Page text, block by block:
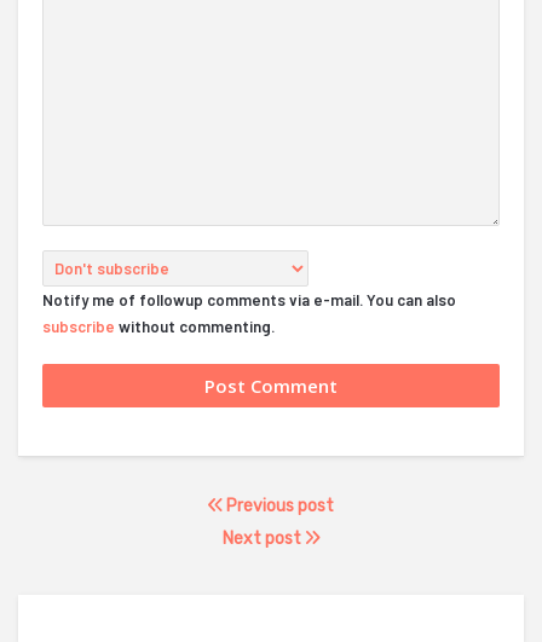
Notify me of followup comments via e-mail. You can also
subscribe without commenting.
Previous post
Next post